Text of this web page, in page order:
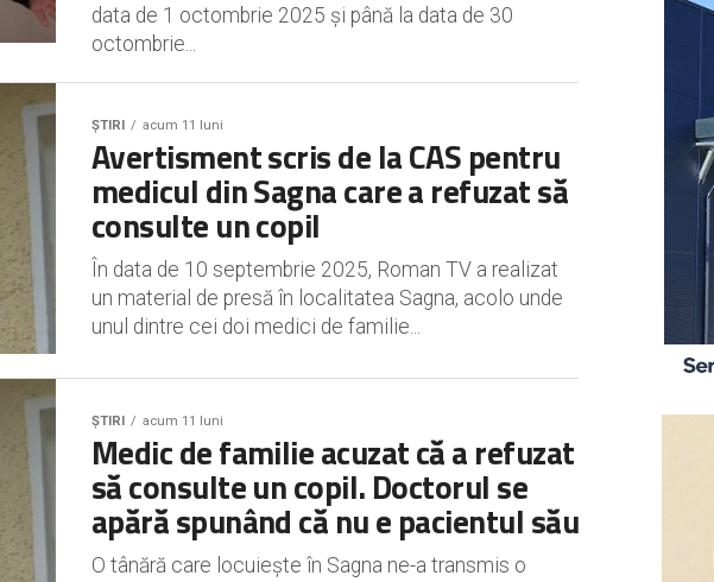
data de 1 octombrie 2025 și până la data de 30
octombrie...
ȘTIRI acum 11 luni
Avertisment scris de la CAS pentru
medicul din Sagna care a refuzat să
consulte un copil
În data de 10 septembrie 2025, Roman TV a realizat
un material de presă în localitatea Sagna, acolo unde
unul dintre cei doi medici de familie...
ȘTIRI acum 11 luni
Medic de familie acuzat că a refuzat
să consulte un copil. Doctorul se
apără spunând că nu e pacientul său
O tânără care locuiește în Sagna ne-a transmis o